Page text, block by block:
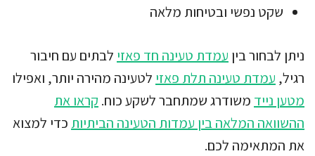
שקט נפשי ובטיחות מלאה
ניתן לבחור בין עמדת טעינה חד פאזי לבתים עם חיבור
רגיל, עמדת טעינה תלת פאזי לטעינה מהירה יותר, ואפילו
מטען נייד משודרג שמתחבר לשקע כוח. קראו את
ההשוואה המלאה בין עמדות הטעינה הביתיות כדי למצוא
את המתאימה לכם.